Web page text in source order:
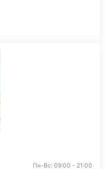
Пн-Вс: 09:00 - 21:00